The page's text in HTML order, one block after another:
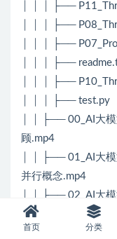
│ │ │ ├──
│ │ │ ├──
│ │ │ ├──
│ │ │ ├──
│ │ │ ├──
│ │ │ ├── test.py
│ │ ├── 00_AI大模
顾.mp4
│ │ ├── 01_AI大模
并行概念.mp4
│ │ ├── 02_AI大模
说明.mp4
│ │ ├── 03_AI大模
首页 分类